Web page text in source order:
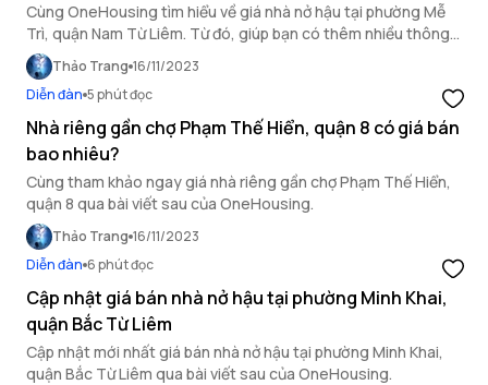
Cùng OneHousing tìm hiểu về giá nhà nở hậu tại phường Mễ
Trì, quận Nam Từ Liêm. Từ đó, giúp bạn có thêm nhiều thông
tin về bất động sản quận Nam Từ Liêm để đưa ra quyết định phù
hợp và thông minh nhất.
Thảo Trang 16/11/2023
Diễn đàn 5 phút đọc
Nhà riêng gần chợ Phạm Thế Hiển, quận 8 có giá bán
bao nhiêu?
Cùng tham khảo ngay giá nhà riêng gần chợ Phạm Thế Hiển,
quận 8 qua bài viết sau của OneHousing.
Thảo Trang 16/11/2023
Diễn đàn 6 phút đọc
Cập nhật giá bán nhà nở hậu tại phường Minh Khai,
quận Bắc Từ Liêm
Cập nhật mới nhất giá bán nhà nở hậu tại phường Minh Khai,
quận Bắc Từ Liêm qua bài viết sau của OneHousing.